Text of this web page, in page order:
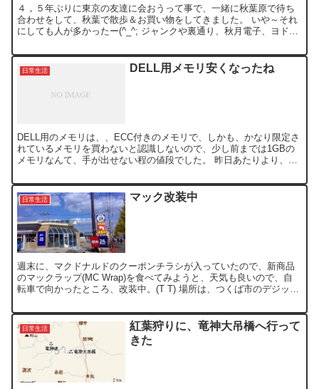
４，５年ぶりに東京の友達に会おうって事で、一緒に秋葉原で待ち
合わせをして、秋葉で散歩＆お買い物をしてきました。 いや～それ
にしても人が多かったー(^_^; ジャンクや裏通り、秋月電子、ヨドバ
日常生活 DELL用メモリ安くなったね
DELL用のメモリは、、ECC付きのメモリで、しかも、かなり限定さ
れているメモリを買わないと認識しないので、少し前までは1GBの
メモリなんて、手が出せない程の値段でした。 昨日あたりより、メ
日常生活 マック改装中
週末に、マクドナルドのクーポンチラシが入っていたので、新商品
のマックラップ(MC Wrap)を食べてみようと、天気も良いので、自
転車で向かったところ、改装中。(T T) 場所は、つくば市のデジック
日常生活
紅葉狩りに、竜神大吊橋へ行って
きた